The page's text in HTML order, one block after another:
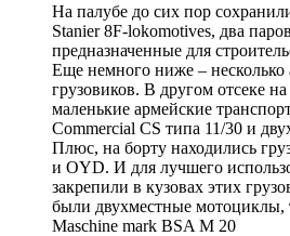
На палубе до сих пор
Stanier 8F-lokomotives, два
предназначенные для
Еще немного ниже – несколько
грузовиков. В другом отсеке
маленькие армейские
Commercial CS типа 11/30 и
Плюс, на борту находились
и OYD. И для лучшего
закрепили в кузовах этих
были двухместные мотоциклы,
Maschine mark BSA M 20